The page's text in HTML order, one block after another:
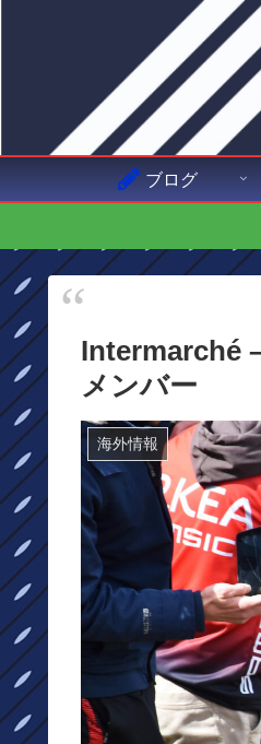
ブログ
Intermarché
メンバー
海外情報